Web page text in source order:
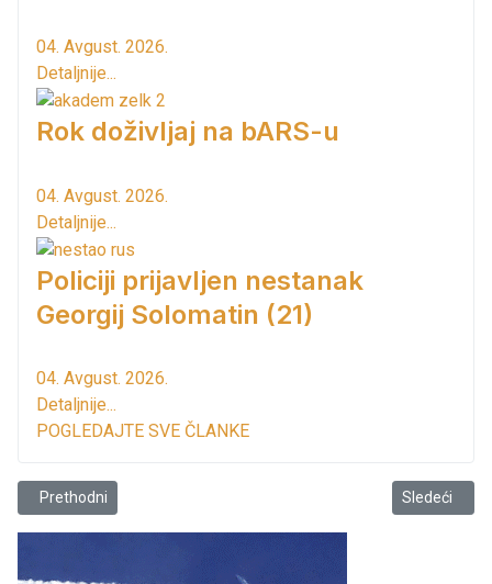
04. Avgust. 2026.
Detaljnije...
Rok doživljaj na bARS-u
04. Avgust. 2026.
Detaljnije...
Policiji prijavljen nestanak
Georgij Solomatin (21)
04. Avgust. 2026.
Detaljnije...
POGLEDAJTE SVE ČLANKE
Prethodni članak: Virpazar- hit destinacija na Skadarskom jezeru
Prethodni Sledeći
Sledeći